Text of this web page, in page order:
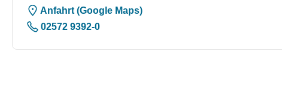
Anfahrt (Google Maps)
02572 9392-0